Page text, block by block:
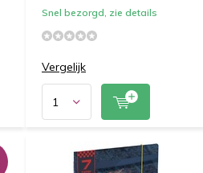
Snel bezorgd, zie details
Vergelijk